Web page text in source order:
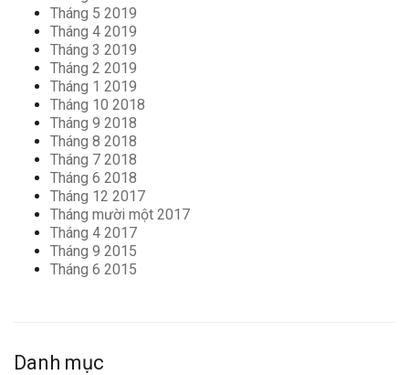
Tháng 5 2019
Tháng 4 2019
Tháng 3 2019
Tháng 2 2019
Tháng 1 2019
Tháng 10 2018
Tháng 9 2018
Tháng 8 2018
Tháng 7 2018
Tháng 6 2018
Tháng 12 2017
Tháng mười một 2017
Tháng 4 2017
Tháng 9 2015
Tháng 6 2015
Danh mục